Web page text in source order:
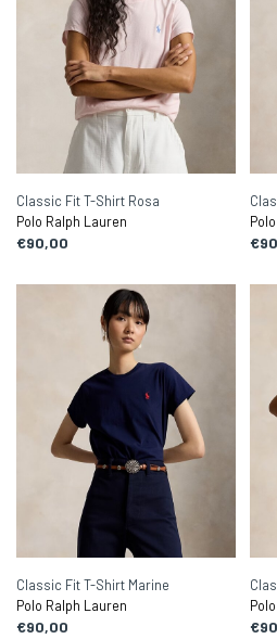
Classic Fit T-Shirt Rosa
Polo Ralph Lauren
€90,00
Classic Fit T-Shirt Marine
Polo Ralph Lauren
€90,00